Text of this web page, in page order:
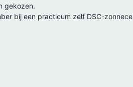
gekozen.
bij een practicum zelf DSC-